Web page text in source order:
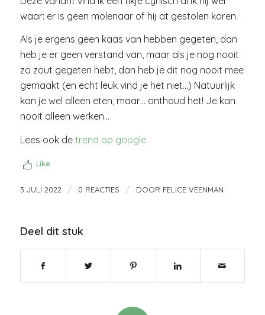
waar: er is geen molenaar of hij at gestolen koren.
Als je ergens geen kaas van hebben gegeten, dan
heb je er geen verstand van, maar als je nog nooit
zo zout gegeten hebt, dan heb je dit nog nooit mee
gemaakt (en echt leuk vind je het niet…) Natuurlijk
kan je wel alleen eten, maar… onthoud het! Je kan
nooit alleen werken…
Lees ook detrend op google
Like
3 JULI 2022 / 0 REACTIES / DOOR FELICE VEENMAN
Deel dit stuk